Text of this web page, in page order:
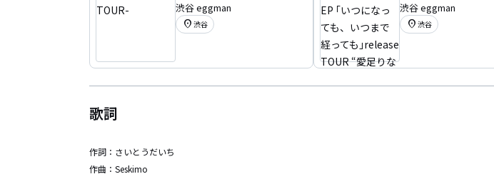
渋谷 eggman
location_on 渋谷
つになっても、いつ
っても｣release
渋谷 eggman
location_on 渋谷
歌詞
作詞： さいとうだいち
作曲： Seskimo